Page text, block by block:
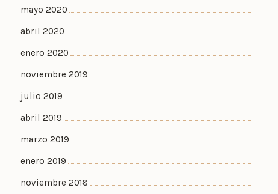
mayo 2020
abril 2020
enero 2020
noviembre 2019
julio 2019
abril 2019
marzo 2019
enero 2019
noviembre 2018